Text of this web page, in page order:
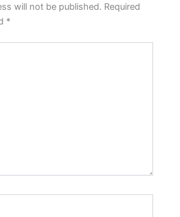
will not be published. Required
*